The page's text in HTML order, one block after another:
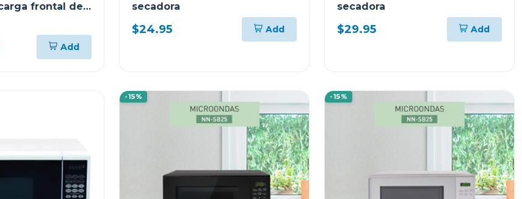
frontal de
Add
secadora
$24.95 Add
secadora
$29.95 Add
-15% -15%